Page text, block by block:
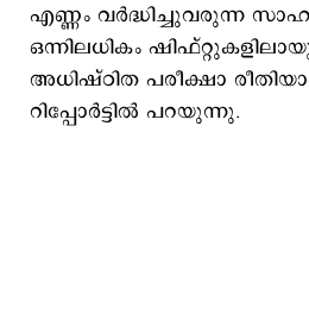
എണ്ണം വർദ്ധിച്ചുവരുന്ന
ഒന്നിലധികം
അധിഷ്ഠിത പരീക്ഷാ
റിപ്പോര്‍ട്ടില്‍ പറയുന്നു.